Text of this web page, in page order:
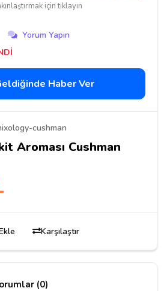
için tıklayın
Yorum Yapın
Haber Ver
cushman
Aroması Cushman
Karşılaştır
(0)